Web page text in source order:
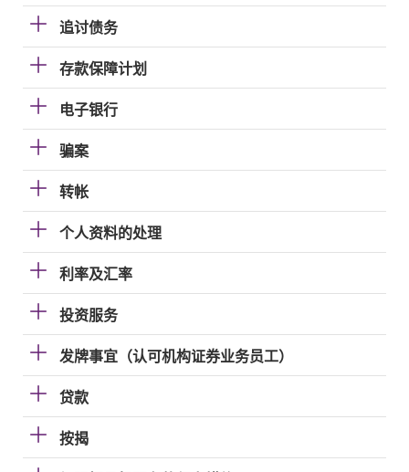
追讨债务
存款保障计划
电子银行
骗案
转帐
个人资料的处理
利率及汇率
投资服务
发牌事宜（认可机构证券业务员工）
贷款
按揭